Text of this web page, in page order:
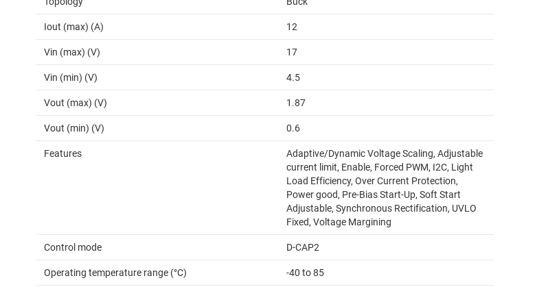
Iout (max) (A) 12
Vin (max) (V) 17
Vin (min) (V) 4.5
Vout (max) (V) 1.87
Vout (min) (V) 0.6
Features
Adaptive/Dynamic Voltage Scaling, Adjustable
current limit, Enable, Forced PWM, I2C, Light
Load Efficiency, Over Current Protection,
Power good, Pre-Bias Start-Up, Soft Start
Adjustable, Synchronous Rectification, UVLO
Fixed, Voltage Margining
Control mode D-CAP2
Operating temperature range (°C) -40 to 85